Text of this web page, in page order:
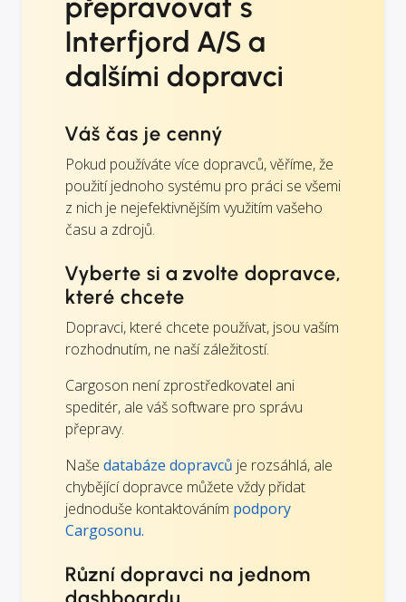
přepravovat s
Interfjord A/S a
dalšími dopravci
Váš čas je cenný
Pokud používáte více dopravců, věříme, že
použití jednoho systému pro práci se všemi
z nich je nejefektivnějším využitím vašeho
času a zdrojů.
Vyberte si a zvolte dopravce,
které chcete
Dopravci, které chcete používat, jsou vaším
rozhodnutím, ne naší záležitostí.
Cargoson není zprostředkovatel ani
speditér, ale váš software pro správu
přepravy.
Naše databáze dopravců je rozsáhlá, ale
chybějící dopravce můžete vždy přidat
jednoduše kontaktováním podpory
Cargosonu.
Různí dopravci na jednom